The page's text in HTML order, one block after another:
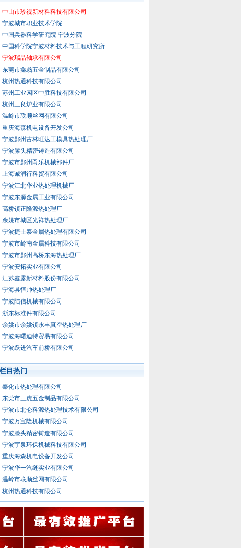
中山市珍视新材料科技有限公司
宁波城市职业技术学院
中国兵器科学研究院 宁波分院
中国科学院宁波材料技术与工程研究所
宁波瑞品轴承有限公司
东莞市鑫骉五金制品有限公司
杭州热通科技有限公司
苏州工业园区中胜科技有限公司
杭州三良炉业有限公司
温岭市联顺丝网有限公司
重庆海森机电设备开发公司
宁波鄞州古林旺达工模具热处理厂
宁波滕头精密铸造有限公司
宁波市鄞州甬乐机械部件厂
上海诚润行科贸有限公司
宁波江北华业热处理机械厂
宁波东源金属工业有限公司
高桥镇正隆源热处理厂
余姚市城区光祥热处理厂
宁波捷士泰金属热处理有限公司
宁波市岭南金属科技有限公司
宁波市鄞州高桥东海热处理厂
宁波安拓实业有限公司
江苏鑫露新材料股份有限公司
宁海县恒帅热处理厂
宁波陆信机械有限公司
浙东标准件有限公司
余姚市余姚镇永丰真空热处理厂
宁波海曙迪特贸易有限公司
宁波跃进汽车前桥有限公司
目热门
奉化市热处理有限公司
东莞市三虎五金制品有限公司
宁波市北仑科源热处理技术有限公司
宁波万宝隆机械有限公司
宁波滕头精密铸造有限公司
宁波宇泉环保机械科技有限公司
重庆海森机电设备开发公司
宁波华一汽缝实业有限公司
温岭市联顺丝网有限公司
杭州热通科技有限公司